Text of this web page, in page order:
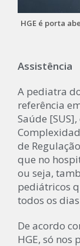
HGE é porta
Assistência
A pediatra
referência
Saúde
de
que no
ou seja,
pediátricos
todos os
De acordo
HGE, só nos